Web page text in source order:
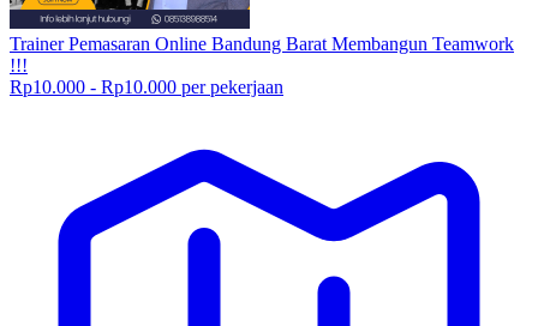
Trainer Pemasaran Online Bandung Barat Membangun Teamwork
!!!
Rp10.000 - Rp10.000 per pekerjaan